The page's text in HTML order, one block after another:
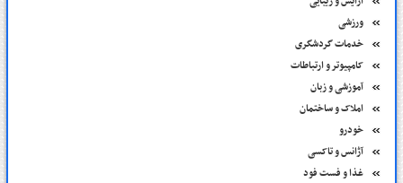
ورزشی
خدمات گردشگری
کامپیوتر و ارتباطات
آموزشی و زبان
املاک و ساختمان
خودرو
آژانس و تاکسی
غذا و فست فود